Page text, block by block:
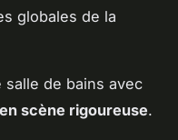
globales de la
salle de bains avec
scène rigoureuse.